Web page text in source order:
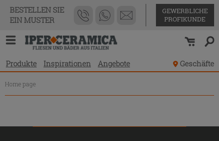
BESTELLEN SIE
EIN MUSTER
GEWERBLICHE
PROFIKUNDE
Produkte Inspirationen Angebote Geschäfte
Home page
Produktverzeichnis